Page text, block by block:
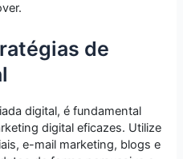
de
digital, é fundamental
digital eficazes. Utilize
e-mail marketing, blogs e